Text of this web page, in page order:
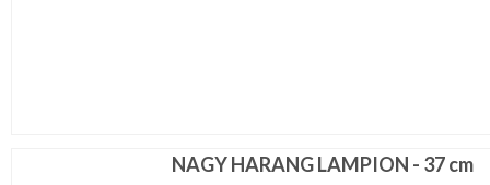
NAGY HARANG LAMPION - 37 cm